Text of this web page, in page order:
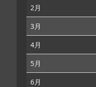
2月
3月
4月
5月
6月